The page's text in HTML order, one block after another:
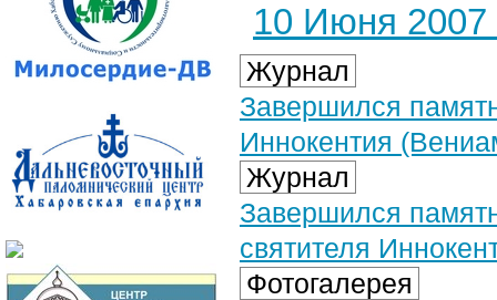
10 Июня 2007
Журнал
Завершился
Иннокентия
Журнал
Завершился
святителя
Фотогалерея